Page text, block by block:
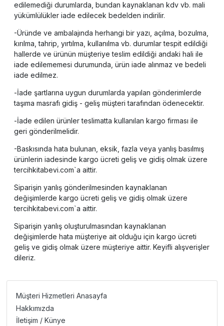
Müşteri Hizmetleri Anasayfa
Hakkımızda
İletişim / Künye
edilemediği durumlarda, bundan kaynaklanan kdv vb. mali
yükümlülükler iade edilecek bedelden indirilir.
-Üründe ve ambalajında herhangi bir yazı, açılma, bozulma,
kırılma, tahrip, yırtılma, kullanılma vb. durumlar tespit edildiği
hallerde ve ürünün müşteriye teslim edildiği andaki hali ile
iade edilememesi durumunda, ürün iade alınmaz ve bedeli
iade edilmez.
-İade şartlarına uygun durumlarda yapılan gönderimlerde
taşıma masrafı gidiş - geliş müşteri tarafından ödenecektir.
-İade edilen ürünler teslimatta kullanılan kargo firması ile
geri gönderilmelidir.
-Baskısında hata bulunan, eksik, fazla veya yanlış basılmış
ürünlerin iadesinde kargo ücreti geliş ve gidiş olmak üzere
tercihkitabevi.com`a aittir.
Siparişin yanlış gönderilmesinden kaynaklanan
değişimlerde kargo ücreti geliş ve gidiş olmak üzere
tercihkitabevi.com`a aittir.
Siparişin yanlış oluşturulmasından kaynaklanan
değişimlerde hata müşteriye ait olduğu için kargo ücreti
geliş ve gidiş olmak üzere müşteriye aittir. Keyifli alışverişler
dileriz.